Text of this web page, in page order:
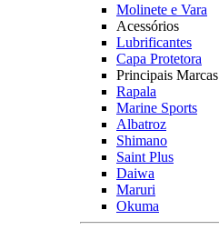
Molinete e Vara
Acessórios
Lubrificantes
Capa Protetora
Principais Marcas
Rapala
Marine Sports
Albatroz
Shimano
Saint Plus
Daiwa
Maruri
Okuma